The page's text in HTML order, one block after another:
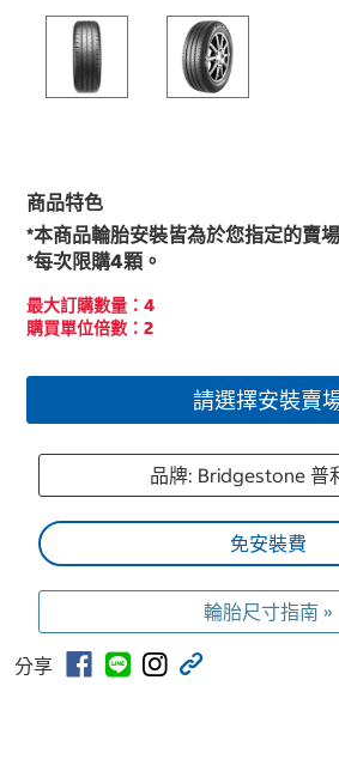
商品特色
*本商品輪胎安裝皆為於您指定的賣
*每次限購4顆。
最大訂購數量：4
購買單位倍數：2
請選擇安裝賣
品牌: Bridgestone 普
免安裝費
輪胎尺寸指南 »
分享